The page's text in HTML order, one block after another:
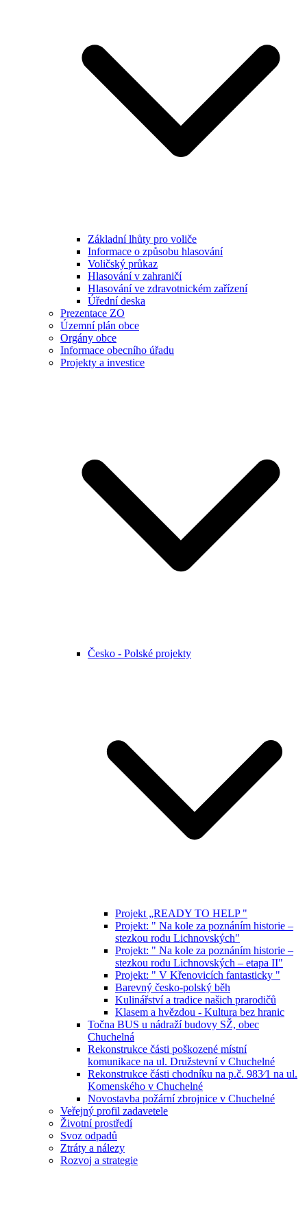
Základní lhůty pro voliče
Informace o způsobu hlasování
Voličský průkaz
Hlasování v zahraničí
Hlasování ve zdravotnickém zařízení
Úřední deska
Prezentace ZO
Územní plán obce
Orgány obce
Informace obecního úřadu
Projekty a investice
Česko - Polské projekty
Projekt „READY TO HELP "
Projekt: " Na kole za poznáním historie –
stezkou rodu Lichnovských"
Projekt: " Na kole za poznáním historie –
stezkou rodu Lichnovských – etapa II"
Projekt: " V Křenovicích fantasticky "
Barevný česko-polský běh
Kulinářství a tradice našich prarodičů
Klasem a hvězdou - Kultura bez hranic
Točna BUS u nádraží budovy SŽ, obec
Chuchelná
Rekonstrukce části poškozené místní
komunikace na ul. Družstevní v Chuchelné
Rekonstrukce části chodníku na p.č. 983⁄1 na ul.
Komenského v Chuchelné
Novostavba požární zbrojnice v Chuchelné
Veřejný profil zadavetele
Životní prostředí
Svoz odpadů
Ztráty a nálezy
Rozvoj a strategie